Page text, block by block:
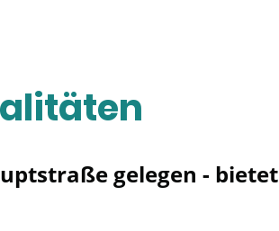
gelegen - bietet